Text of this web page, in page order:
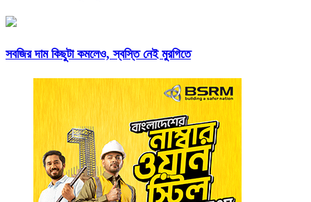
সবজির দাম কিছুটা কমলেও, স্বস্তি নেই মুরগিতে